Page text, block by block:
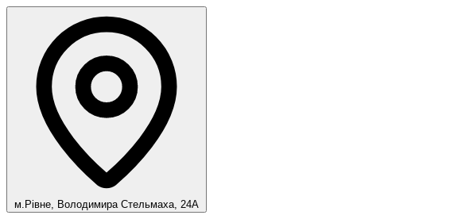
м.Рівне, Володимира Стельмаха, 24А